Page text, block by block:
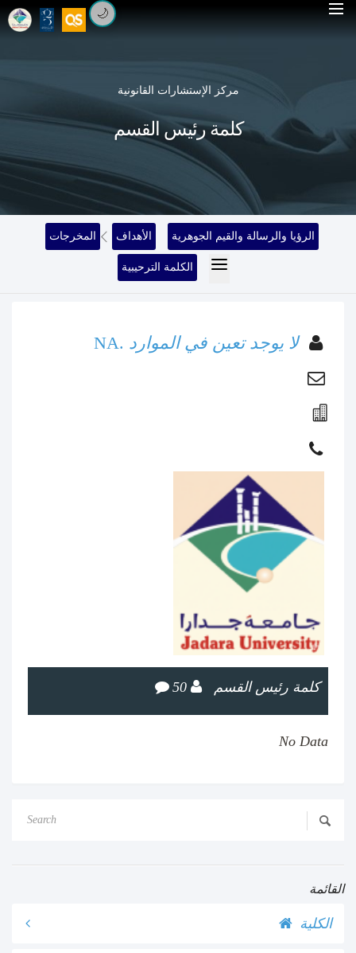
🌙
مركز الإستشارات القانونية
كلمة رئيس القسم
المخرجات الأهداف الرؤيا والرسالة والقيم الجوهرية
الكلمة الترحيبية
NA. لا يوجد تعين في الموارد
كلمة رئيس القسم 50
No Data
القائمة
الكلية